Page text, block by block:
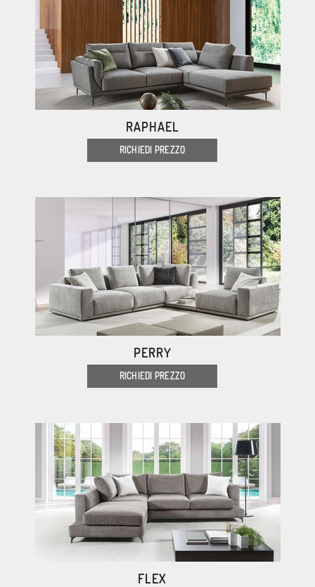
RAPHAEL
RICHIEDI PREZZO
PERRY
RICHIEDI PREZZO
FLEX